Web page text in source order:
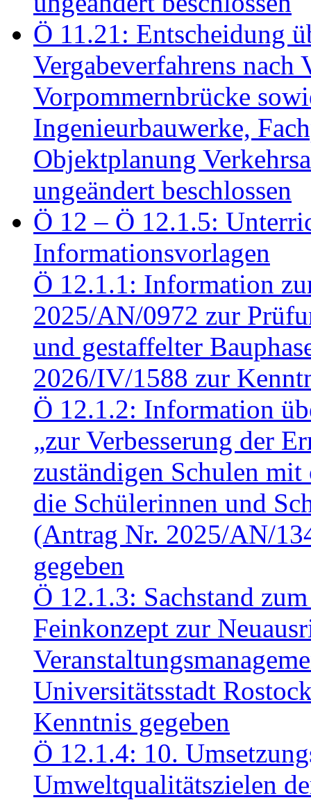
Ö 11.21: Entscheidung
Vergabeverfahrens
Vorpommernbrücke
Ingenieurbauwerke,
Objektplanung
ungeändert beschlossen
Ö 12 – Ö 12.1.5:
Informationsvorlagen
Ö 12.1.1: Information
2025/AN/0972 zur
und gestaffelter
2026/IV/1588 zur
Ö 12.1.2: Information
„zur Verbesserung der
zuständigen Schulen
die Schülerinnen und
(Antrag Nr. 2025/AN/
gegeben
Ö 12.1.3: Sachstand
Feinkonzept zur
Universitätsstadt
Kenntnis gegeben
Ö 12.1.4: 10.
Umweltqualitätszielen